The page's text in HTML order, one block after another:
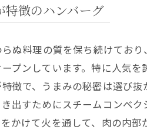
特徴のハンバーグ
ぬ料理の質を保ち続けてお
プンしています。特に人気
徴で、うまみの秘密は選び
出すためにスチームコンベ
かけて火を通して、肉の内部